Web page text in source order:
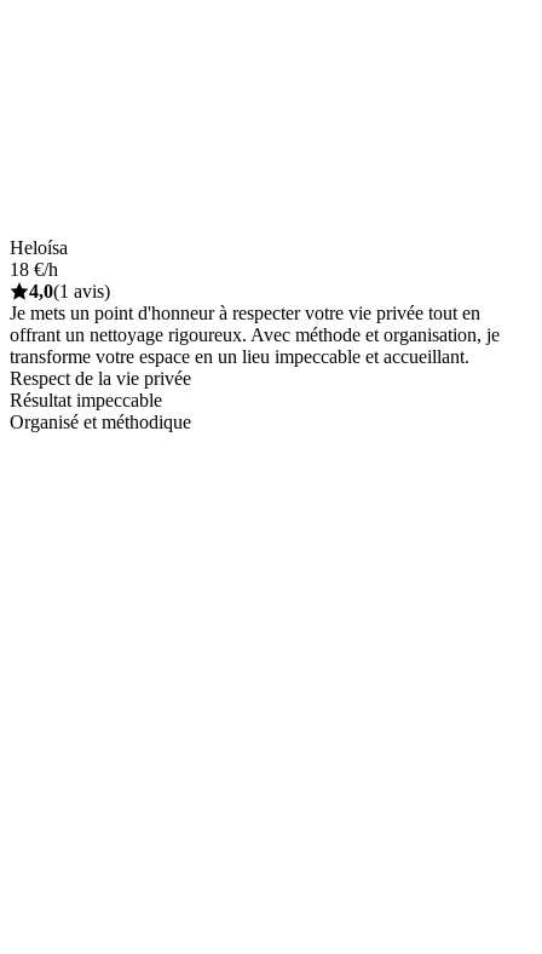
Heloísa
18 €/h
4,0(1 avis)
Je mets un point d'honneur à respecter votre vie privée tout en
offrant un nettoyage rigoureux. Avec méthode et organisation, je
transforme votre espace en un lieu impeccable et accueillant.
Respect de la vie privée
Résultat impeccable
Organisé et méthodique